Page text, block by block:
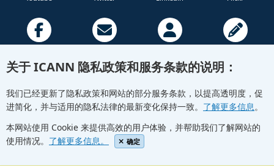
© Internet Corporation for Assigned Names and Numbers.
关于 ICANN 隐私政策和服务条款的说明：
我们已经更新了隐私政策和网站的部分服务条款，以提高透明度，促
进简化，并与适用的隐私法律的最新变化保持一致。 了解更多信息。
本网站使用 Cookie 来提供高效的用户体验，并帮助我们了解网站的
使用情况。 了解更多信息。 确定